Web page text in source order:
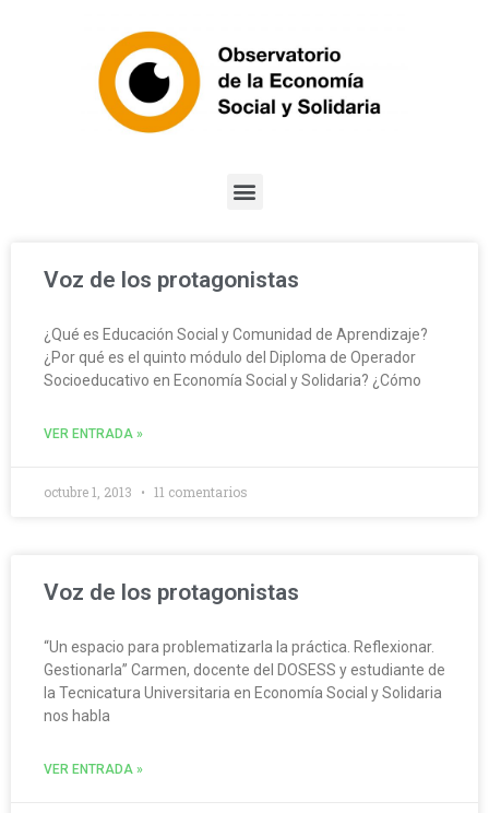
Voz de los protagonistas
¿Qué es Educación Social y Comunidad de Aprendizaje?
¿Por qué es el quinto módulo del Diploma de Operador
Socioeducativo en Economía Social y Solidaria? ¿Cómo
VER ENTRADA »
octubre 1, 2013 11 comentarios
Voz de los protagonistas
“Un espacio para problematizarla la práctica. Reflexionar.
Gestionarla” Carmen, docente del DOSESS y estudiante de
la Tecnicatura Universitaria en Economía Social y Solidaria
nos habla
VER ENTRADA »